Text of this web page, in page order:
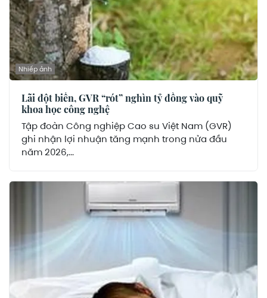
Nhiếp ảnh
Lãi đột biến, GVR “rót” nghìn tỷ đồng vào quỹ
khoa học công nghệ
Tập đoàn Công nghiệp Cao su Việt Nam (GVR)
ghi nhận lợi nhuận tăng mạnh trong nửa đầu
năm 2026,...